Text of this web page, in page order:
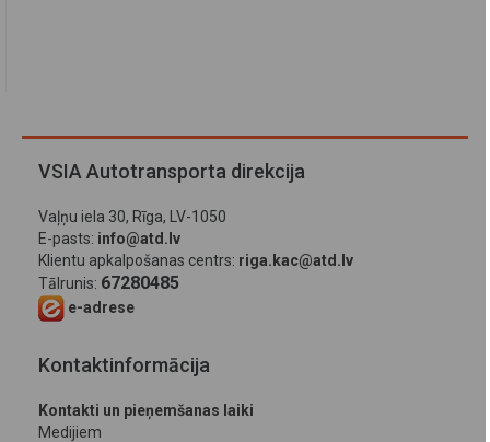
VSIA Autotransporta direkcija
Vaļņu iela 30, Rīga, LV-1050
E-pasts: info@atd.lv
Klientu apkalpošanas centrs: riga.kac@atd.lv
Tālrunis: 67280485
e-adrese
Kontaktinformācija
Kontakti un pieņemšanas laiki
Medijiem